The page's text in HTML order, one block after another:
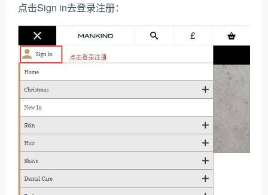
点击Sign in去登录注册：